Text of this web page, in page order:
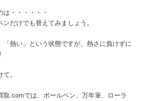
・・・・・・
だけでも替えてみましょう。
「熱い」という状態ですが、熱さに負けずに
。
取.comでは、ボールペン、万年筆、ローラ